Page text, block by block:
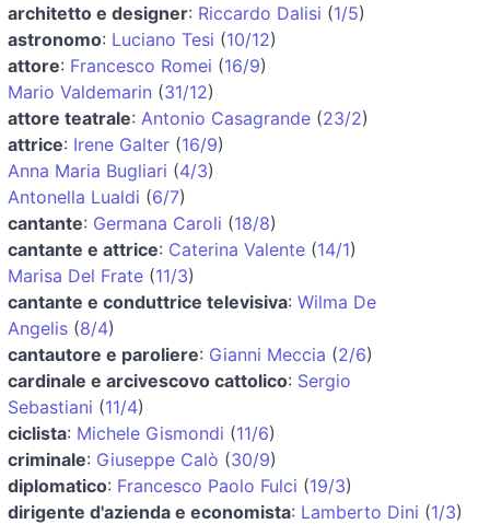
architetto e designer: Riccardo Dalisi (1/5)
astronomo: Luciano Tesi (10/12)
attore: Francesco Romei (16/9)
Mario Valdemarin (31/12)
attore teatrale: Antonio Casagrande (23/2)
attrice: Irene Galter (16/9)
Anna Maria Bugliari (4/3)
Antonella Lualdi (6/7)
cantante: Germana Caroli (18/8)
cantante e attrice: Caterina Valente (14/1)
Marisa Del Frate (11/3)
cantante e conduttrice televisiva: Wilma De
Angelis (8/4)
cantautore e paroliere: Gianni Meccia (2/6)
cardinale e arcivescovo cattolico: Sergio
Sebastiani (11/4)
ciclista: Michele Gismondi (11/6)
criminale: Giuseppe Calò (30/9)
diplomatico: Francesco Paolo Fulci (19/3)
dirigente d'azienda e economista: Lamberto Dini (1/3)